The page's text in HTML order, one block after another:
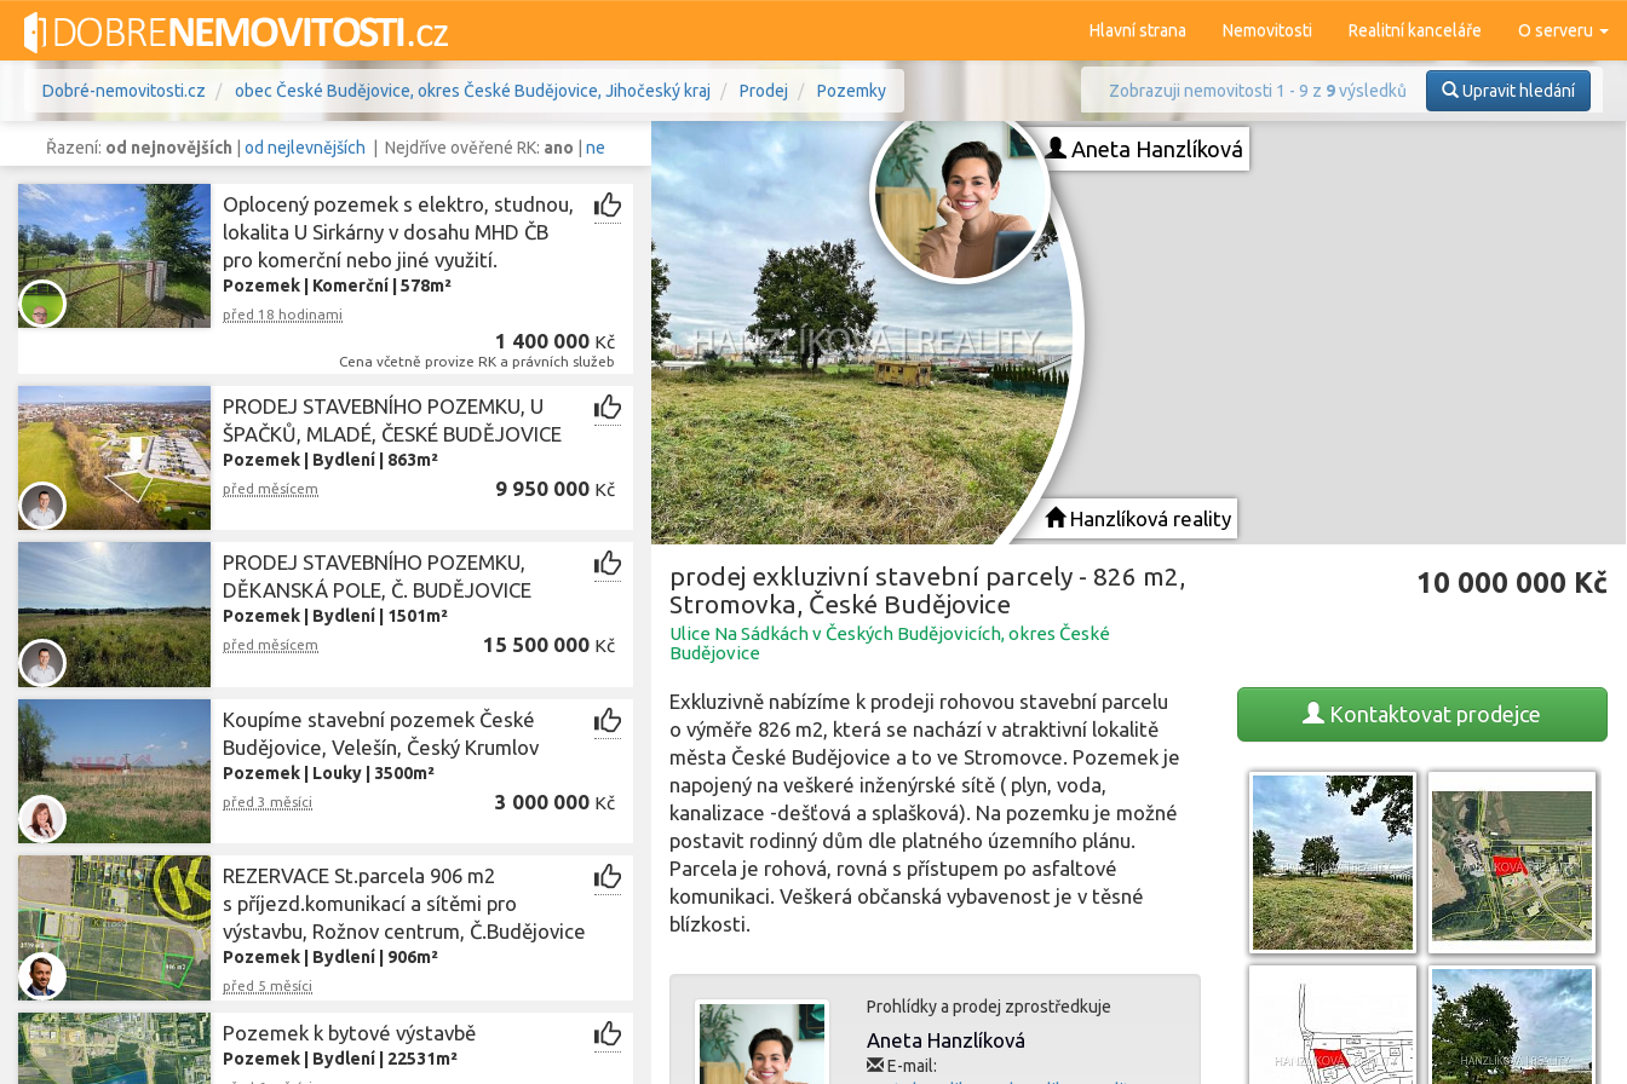
Hlavní strana Nemovitosti Realitní kanceláře O serveru
Zobrazuji nemovitosti 1 - 9 z 9výsledků Upravit hledání
Dobré-nemovitosti.cz obec České Budějovice, okres České Budějovice, Jihočeský kraj Prodej Pozemky
Vše Byty Domy Pozemky Ostatní
Lokalita obec České Budějovice , okres České Budějovice, Jihočeský kraj
Lokalita Prodej i pronájem
Cena Typ Typ
Zobrazit801pozemků
Řazení: od nejnovějších od nejlevnějších | Nejdříve ověřené RK: ano ne
Oplocený pozemek s elektro, studnou,
lokalita U Sirkárny v dosahu MHD ČB
pro komerční nebo jiné využití.
Pozemek Komerční |578m²
před 18 hodinami
1 400 000 Kč
Cena včetně provize RK a právních služeb
PRODEJ STAVEBNÍHO POZEMKU, U
ŠPAČKŮ, MLADÉ, ČESKÉ BUDĚJOVICE
Pozemek Bydlení 863m²
před měsícem 9 950 000 Kč
PRODEJ STAVEBNÍHO POZEMKU,
DĚKANSKÁ POLE, Č. BUDĚJOVICE
Pozemek Bydlení 1501m²
před měsícem 15 500 000 Kč
Koupíme stavební pozemek České
Budějovice, Velešín, Český Krumlov
Pozemek Louky 3500m²
před 3 měsíci 3 000 000 Kč
REZERVACE St.parcela 906 m2
s příjezd.komunikací a sítěmi pro
výstavbu, Rožnov centrum, Č.Budějovice
Pozemek Bydlení 906m²
před 5 měsíci
Pozemek k bytové výstavbě
Pozemek | Bydlení | 22531m²
Aneta Hanzlíková
Hanzlíková reality
10 000 000 Kč
prodej exkluzivní stavební parcely - 826 m2,
Stromovka, České Budějovice
Ulice Na Sádkách v Českých Budějovicích, okres České
Budějovice
Exkluzivně nabízíme k prodeji rohovou stavební parcelu
o výměře 826 m2, která se nachází v atraktivní lokalitě
města České Budějovice a to ve Stromovce. Pozemek je
napojený na veškeré inženýrské sítě ( plyn, voda,
kanalizace -dešťová a splašková). Na pozemku je možné
postavit rodinný dům dle platného územního plánu.
Parcela je rohová, rovná s přístupem po asfaltové
komunikaci. Veškerá občanská vybavenost je v těsné
blízkosti.
Prohlídky a prodej zprostředkuje
Aneta Hanzlíková
E-mail:
Kontaktovat prodejce